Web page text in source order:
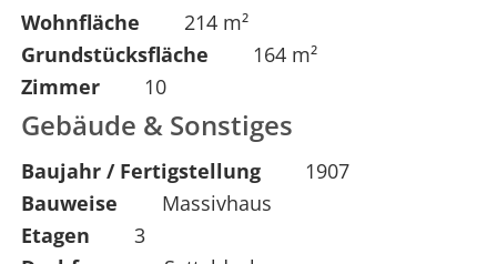
Wohnfläche
214 m²
Grundstücksfläche
164 m²
Zimmer
10
Gebäude & Sonstiges
Baujahr / Fertigstellung
1907
Bauweise
Massivhaus
Etagen
3